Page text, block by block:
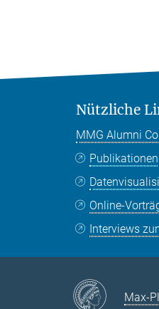
Nützliche
MMG Alumni
Publikationen
Online-
Interviews
Max-